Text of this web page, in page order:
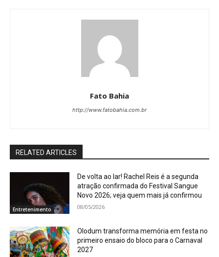
Fato Bahia
http://www.fatobahia.com.br
RELATED ARTICLES
Entretenimento
De volta ao lar! Rachel Reis é a segunda
atração confirmada do Festival Sangue
Novo 2026; veja quem mais já confirmou
08/05/2026
Olodum transforma memória em festa no
primeiro ensaio do bloco para o Carnaval
2027